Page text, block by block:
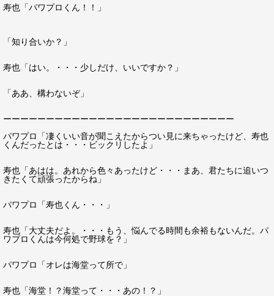
寿也「パワプロくん！！」
「知り合いか？」
寿也「はい。・・・少しだけ、いいですか？」
「ああ、構わないぞ」
ーーーーーーーーーーーーーーーーーーーーーーーーーーー
パワプロ「凄くいい音が聞こえたからつい見に来ちゃったけど、寿也
くんだったとは・・・ビックリしたよ」
寿也「あはは。あれから色々あったけど・・・まあ、君たちに追いつ
きたくて頑張ったからね」
パワプロ「寿也くん・・・」
寿也「大丈夫だよ。・・・もう、悩んでる時間も余裕もないんだ。パ
ワプロくんは今何処で野球を？」
パワプロ「オレは海堂って所で」
寿也「海堂！？海堂って・・・あの！？」